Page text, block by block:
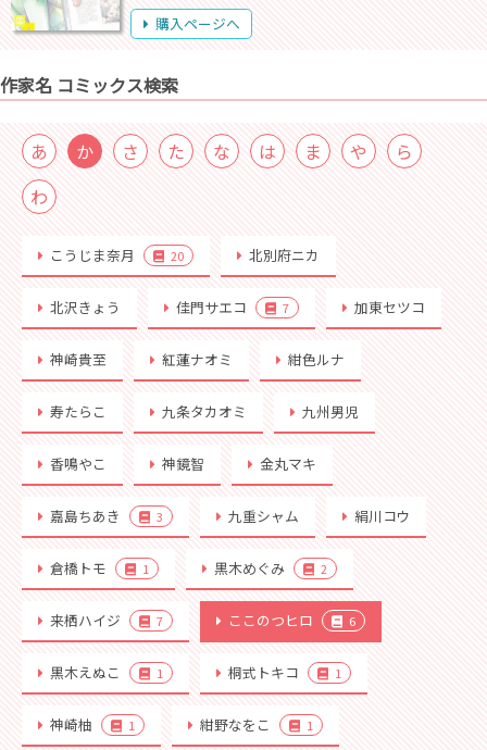
購入ページへ
作家名 コミックス検索
あ か さ た な は ま や
ら
わ
こうじま奈月 20 北別府ニカ
北沢きょう 佳門サエコ 7 加東セツコ
神崎貴至 紅蓮ナオミ 紺色ルナ
寿たらこ 九条タカオミ 九州男児
香鳴やこ 神鏡智 金丸マキ
嘉島ちあき 3 九重シャム 絹川コウ
倉橋トモ 1 黒木めぐみ 2
来栖ハイジ 7 ここのつヒロ 6
黒木えぬこ 1 桐式トキコ 1
神崎柚 1 紺野なをこ 1